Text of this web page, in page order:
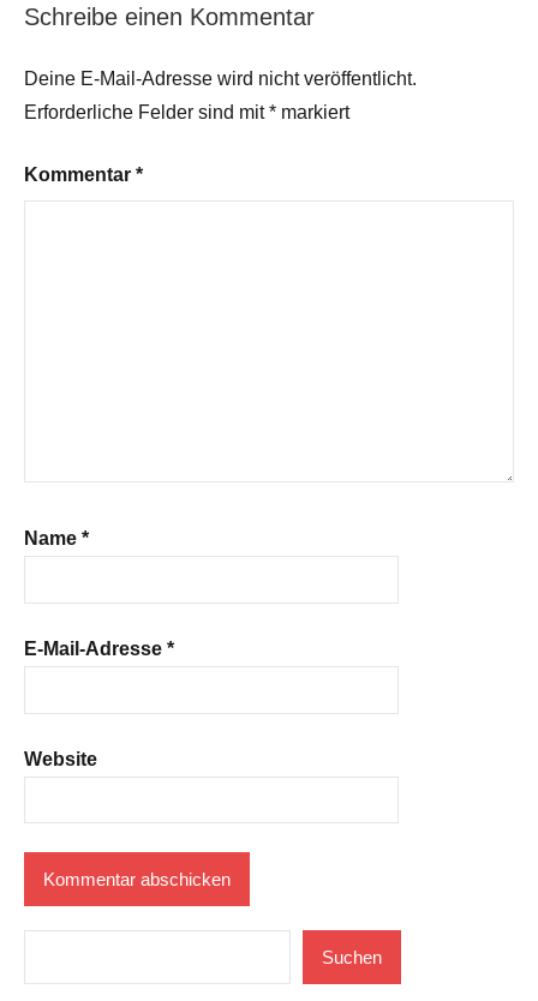
Schreibe einen Kommentar
Deine E-Mail-Adresse wird nicht veröffentlicht.
Erforderliche Felder sind mit* markiert
Kommentar *
Name *
E-Mail-Adresse *
Website
Suchen